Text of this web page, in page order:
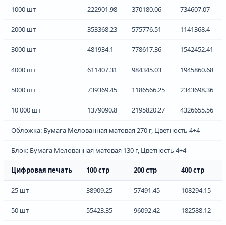
1000 шт 222901.98 370180.06 734607.07
2000 шт 353368.23 575776.51 1141368.4
3000 шт 481934.1 778617.36 1542452.41
4000 шт 611407.31 984345.03 1945860.68
5000 шт 739369.45 1186566.25 2343698.36
10 000 шт 1379090.8 2195820.27 4326655.56
Обложка: Бумага Мелованная матовая 270 г, Цветность 4+4
Блок: Бумага Мелованная матовая 130 г, Цветность 4+4
Цифровая печать 100 стр 200 стр 400 стр
25 шт 38909.25 57491.45 108294.15
50 шт 55423.35 96092.42 182588.12